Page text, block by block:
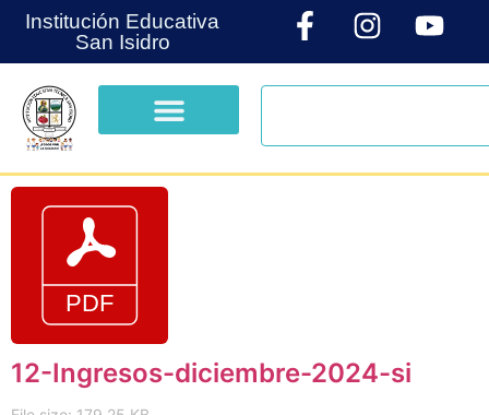
Institución Educativa
San Isidro
12-Ingresos-diciembre-2024-si